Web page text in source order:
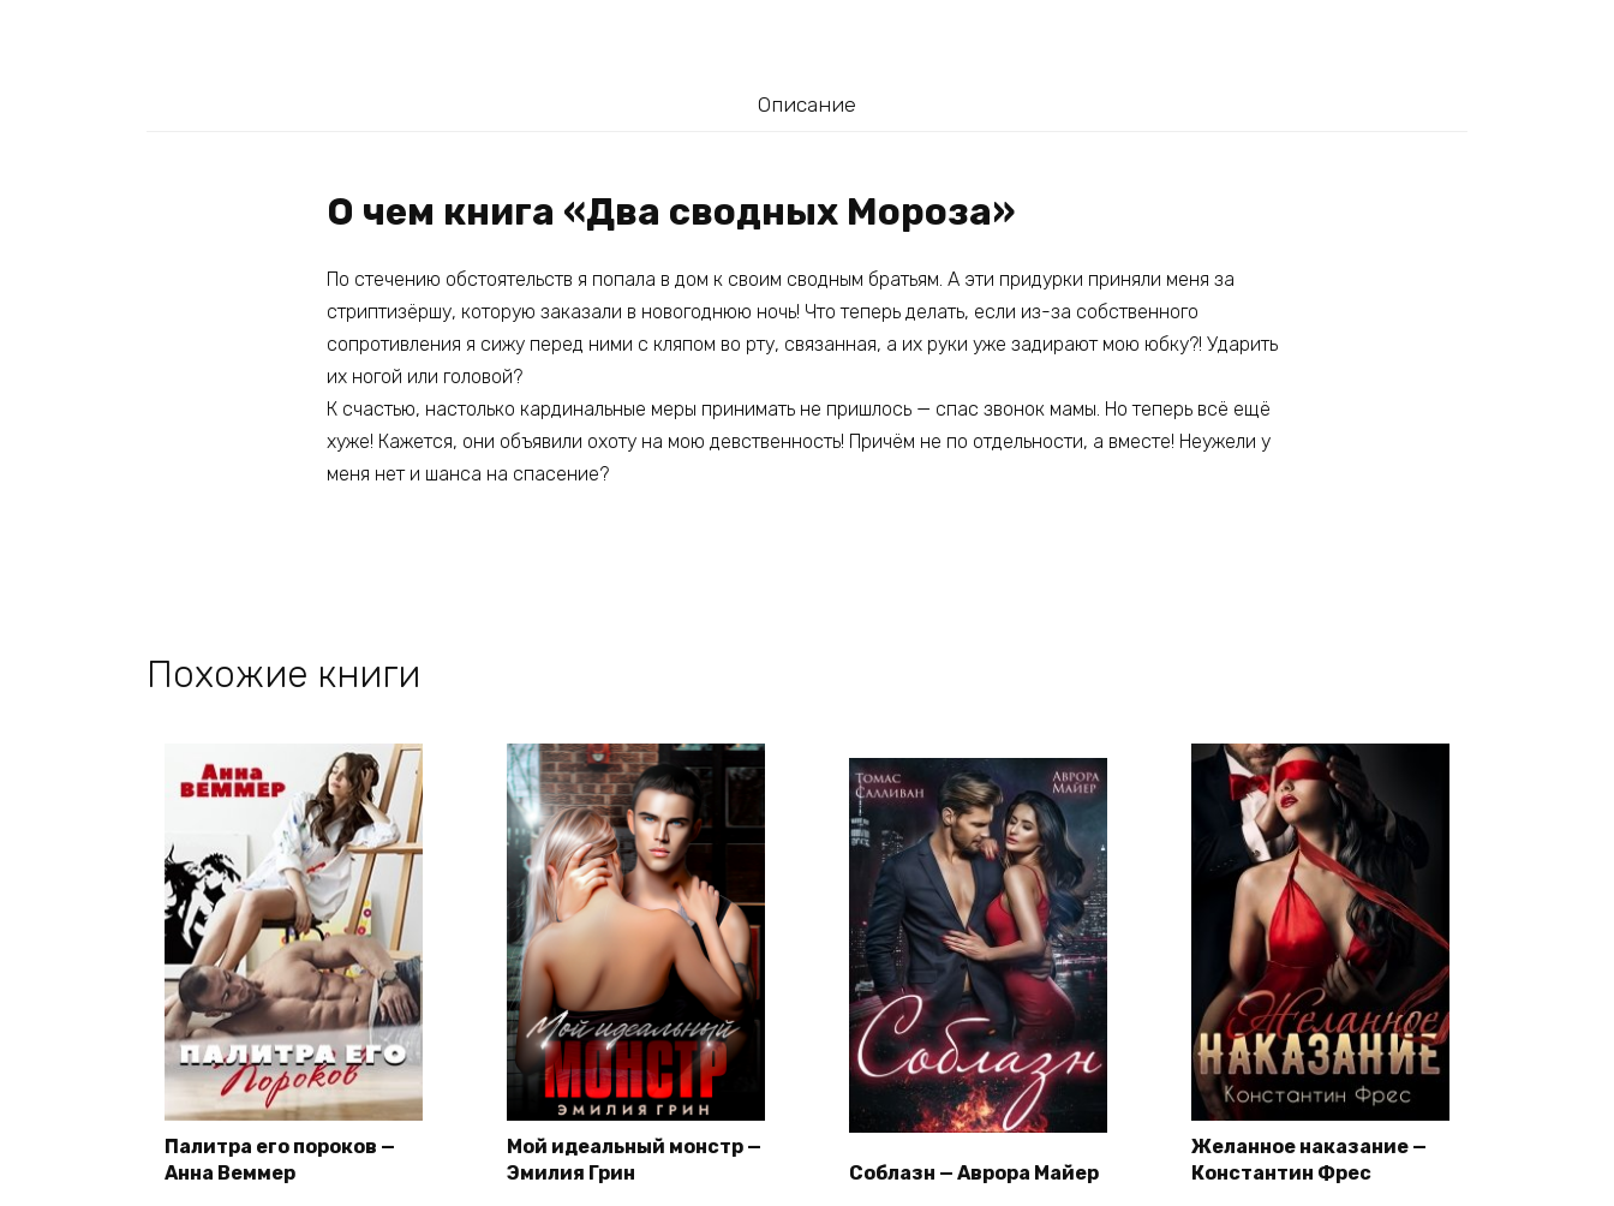
Описание
О чем книга «Два сводных Мороза»
По стечению обстоятельств я попала в дом к своим сводным братьям. А эти придурки приняли меня за
стриптизёршу, которую заказали в новогоднюю ночь! Что теперь делать, если из-за собственного
сопротивления я сижу перед ними с кляпом во рту, связанная, а их руки уже задирают мою юбку?! Ударить
их ногой или головой?
К счастью, настолько кардинальные меры принимать не пришлось — спас звонок мамы. Но теперь всё ещё
хуже! Кажется, они объявили охоту на мою девственность! Причём не по отдельности, а вместе! Неужели у
меня нет и шанса на спасение?
Похожие книги
Палитра его пороков —
Анна Веммер
Мой идеальный монстр —
Эмилия Грин
Соблазн — Аврора Майер
Желанное наказание —
Константин Фрес